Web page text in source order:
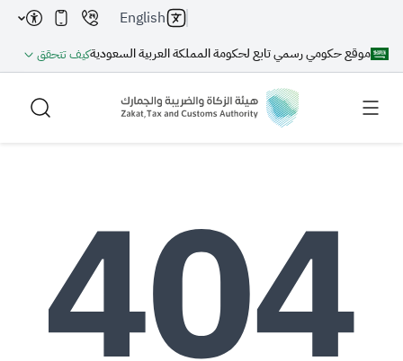
موقع حكومي رسمي تابع لحكومة المملكة العربية السعوديةكيف تتحقق
English
بحث AI